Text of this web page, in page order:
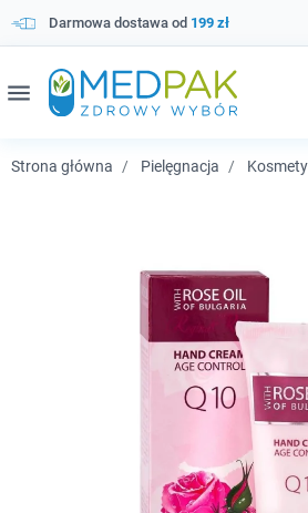
Darmowa dostawa od 199 zł
menu
Strona główna Pielęgnacja